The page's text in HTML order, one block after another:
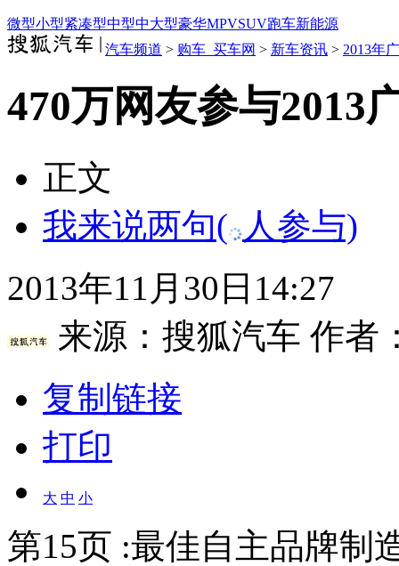
微型小型紧凑型中型中大型豪华MPVSUV跑车新能源
汽车频道 > 购车_买车网 > 新车资讯 > 2013年
470万网友参与2013
正文
我来说两句( 人参与)
2013年11月30日14:27
来源： 搜狐汽车 作者
复制链接
打印
大 中 小
第15页 :最佳自主品牌